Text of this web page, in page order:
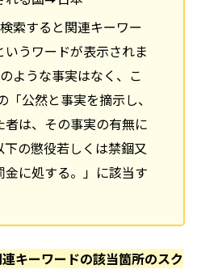
索すると関連キーワー
いうワードが表示されま
ような事実はなく、こ
公然と事実を摘示し、
者は、その事実の有無に
の懲役若しくは禁錮又
に処する。」に該当す
キーワードの該当箇所のスク